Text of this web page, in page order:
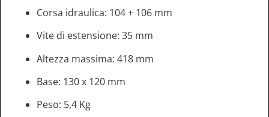
Corsa idraulica: 104 + 106 mm
Vite di estensione: 35 mm
Altezza massima: 418 mm
Base: 130 x 120 mm
Peso: 5,4 Kg